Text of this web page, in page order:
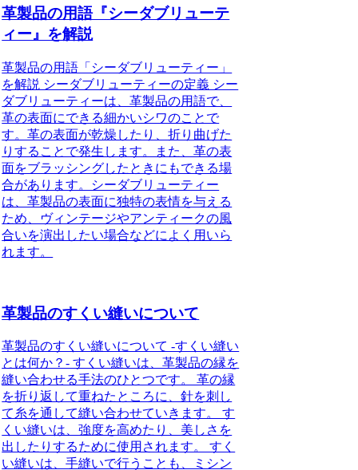
革製品の用語『シーダブリューテ
ィー』を解説
革製品の用語「シーダブリューティー」
を解説 シーダブリューティーの定義 シー
ダブリューティーは、革製品の用語で、
革の表面にできる細かいシワのことで
す。革の表面が乾燥したり、折り曲げた
りすることで発生します。また、革の表
面をブラッシングしたときにもできる場
合があります。シーダブリューティー
は、革製品の表面に独特の表情を与える
ため、ヴィンテージやアンティークの風
合いを演出したい場合などによく用いら
れます。
革製品のすくい縫いについて
革製品のすくい縫いについて -すくい縫い
とは何か？- すくい縫いは、革製品の縁を
縫い合わせる手法のひとつです。 革の縁
を折り返して重ねたところに、針を刺し
て糸を通して縫い合わせていきます。 す
くい縫いは、強度を高めたり、美しさを
出したりするために使用されます。 すく
い縫いは、手縫いで行うことも、ミシン